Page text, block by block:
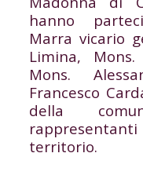
hanno
Marra vicario
Limina,
Mons.
Francesco
della
rappresentanti
territorio.